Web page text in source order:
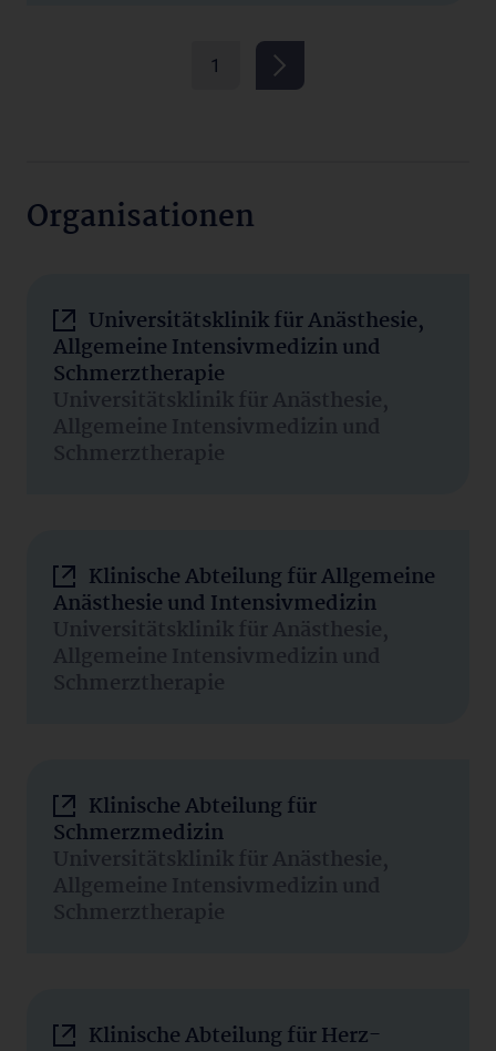
1
Organisationen
Universitätsklinik für Anästhesie,
Allgemeine Intensivmedizin und
Schmerztherapie
Universitätsklinik für Anästhesie,
Allgemeine Intensivmedizin und
Schmerztherapie
Klinische Abteilung für Allgemeine
Anästhesie und Intensivmedizin
Universitätsklinik für Anästhesie,
Allgemeine Intensivmedizin und
Schmerztherapie
Klinische Abteilung für
Schmerzmedizin
Universitätsklinik für Anästhesie,
Allgemeine Intensivmedizin und
Schmerztherapie
Klinische Abteilung für Herz-